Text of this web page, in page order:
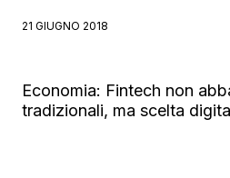
21 GIUGNO 2018
Economia: Fintech non
tradizionali, ma scelta